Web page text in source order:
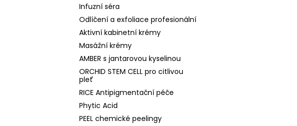
Infuzní séra
Odlíčení a exfoliace profesionální
Aktivní kabinetní krémy
Masážní krémy
AMBER s jantarovou kyselinou
ORCHID STEM CELL pro citlivou
pleť
RICE Antipigmentační péče
Phytic Acid
PEEL chemické peelingy